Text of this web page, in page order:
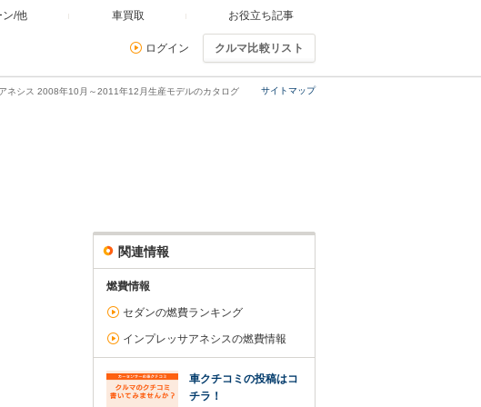
ン/他 車買取 お役立ち記事
ログイン クルマ比較リスト
サイトマップ
ネシス 2008年10月～2011年12月生産モデルのカタログ
関連情報
燃費情報
セダンの燃費ランキング
インプレッサアネシスの燃費情報
車クチコミの投稿はコ
チラ！